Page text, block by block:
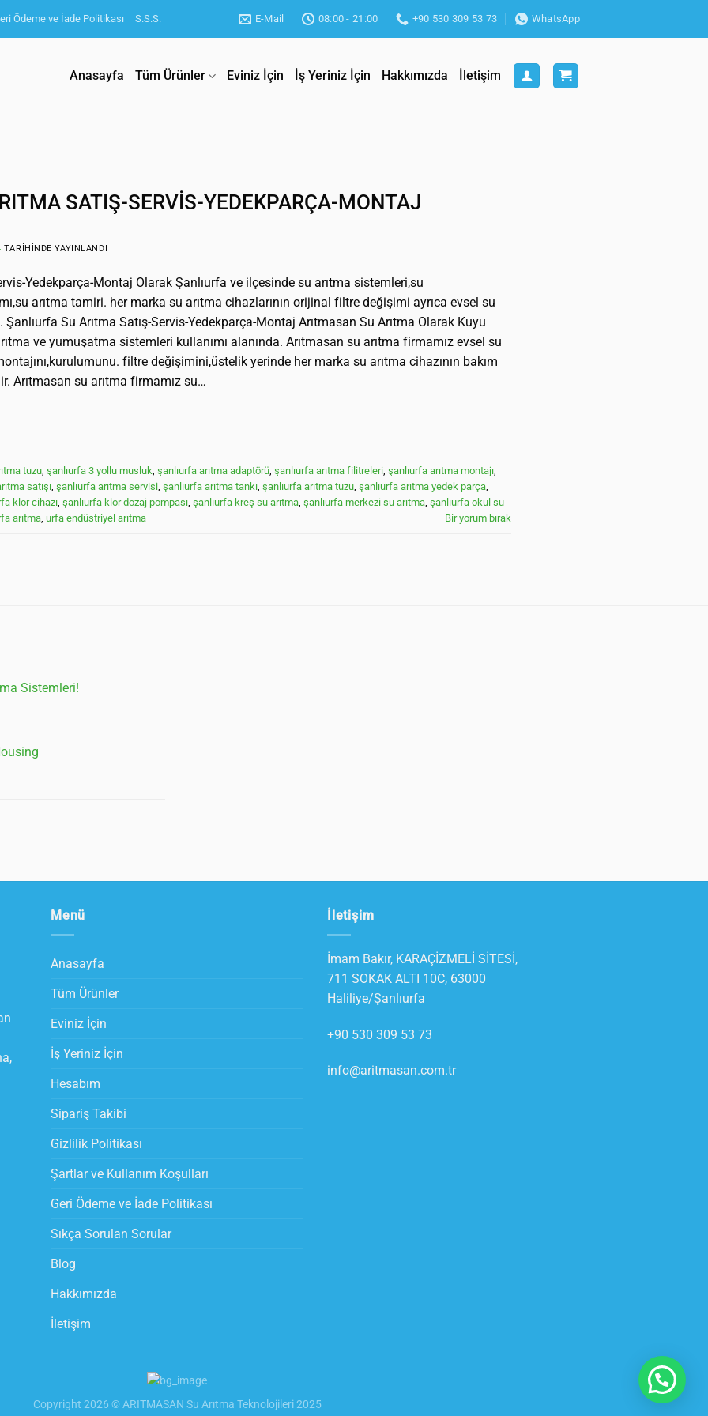
Ödeme ve İade Politikası S.S.S. E-Mail 08:00 - 21:00 +90 530 309 53 73 WhatsApp
Anasayfa Tüm Ürünler Eviniz İçin İş Yeriniz İçin Hakkımızda İletişim
SATIŞ-SERVİS-YEDEKPARÇA-MONTAJ
TARIHINDE YAYINLANDI
Yedekparça-Montaj Olarak Şanlıurfa ve ilçesinde su arıtma sistemleri,su
arıtma tamiri. her marka su arıtma cihazlarının orijinal filtre değişimi ayrıca evsel su
Su Arıtma Satış-Servis-Yedekparça-Montaj Arıtmasan Su Arıtma Olarak Kuyu
ve yumuşatma sistemleri kullanımı alanında. Arıtmasan su arıtma firmamız evsel su
filtre değişimini,üstelik yerinde her marka su arıtma cihazının bakım
Arıtmasan su arıtma firmamız su…
tuzu, şanlıurfa 3 yollu musluk şanlıurfa arıtma adaptörü, şanlıurfa arıtma filitreleri, şanlıurfa arıtma montajı,
satışı, şanlıurfa arıtma servisi, şanlıurfa arıtma tankı, şanlıurfa arıtma tuzu, şanlıurfa arıtma yedek parça,
klor cihazı, şanlıurfa klor dozaj pompası, şanlıurfa kreş su arıtma, şanlıurfa merkezi su arıtma, şanlıurfa okul su
arıtma, urfa endüstriyel arıtma Bir yorum bırak
Sistemleri!
Menü
Anasayfa
Tüm Ürünler
Eviniz İçin
İş Yeriniz İçin
Hesabım
Sipariş Takibi
Gizlilik Politikası
Şartlar ve Kullanım Koşulları
Geri Ödeme ve İade Politikası
Sıkça Sorulan Sorular
Blog
Hakkımızda
İletişim
İletişim
İmam Bakır, KARAÇİZMELİ SİTESİ,
711 SOKAK ALTI 10C, 63000
Haliliye/Şanlıurfa
+90 530 309 53 73
info@aritmasan.com.tr
Copyright 2026 © ARITMASAN Su Arıtma Teknolojileri 2025